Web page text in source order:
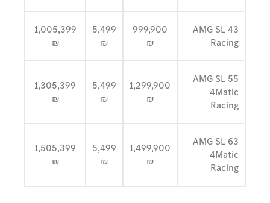
AMG SL 43
Racing
999,900
₪
5,499
₪
1,005,399
₪
AMG SL 55
4Matic
Racing
1,299,900
₪
5,499
₪
1,305,399
₪
AMG SL 63
4Matic
Racing
1,499,900
₪
5,499
₪
1,505,399
₪